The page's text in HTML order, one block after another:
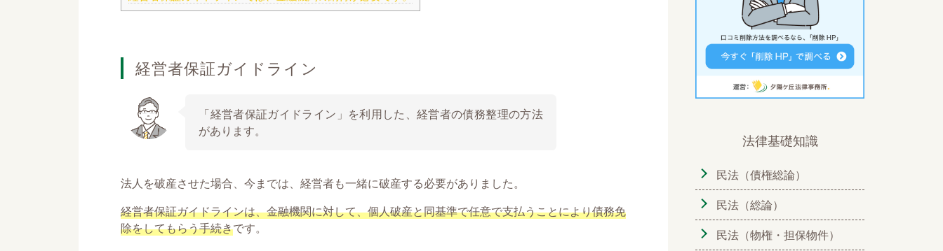
経営者保証ガイドライン
「経営者保証ガイドライン」を利用した、経営者の債務整理の方法
があります。
法人を破産させた場合、今までは、経営者も一緒に破産する必要がありました。
経営者保証ガイドラインは、金融機関に対して、個人破産と同基準で任意で支払うことにより債務免
除をしてもらう手続きです。
法律基礎知識
民法（債権総論）
民法（総論）
民法（物権・担保物件）